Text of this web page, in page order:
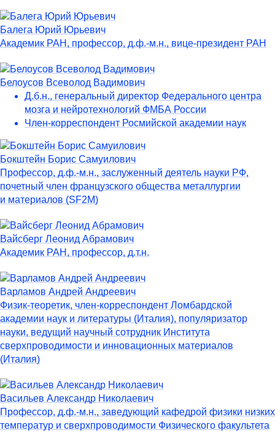
Балега Юрий Юрьевич
Академик РАН, профессор, д.ф.-м.н., вице-президент РАН
Белоусов Всеволод Вадимович
Д.б.н., генеральный директор Федерального центра
мозга и нейротехнологий ФМБА России
Член-корреспондент Росмийской академии наук
Бокштейн Борис Самуилович
Профессор, д.ф.-м.н., заслуженный деятель науки РФ,
почетный член французского общества металлургии
и материалов (SF2M)
Вайсберг Леонид Абрамович
Академик РАН, профессор, д.т.н.
Варламов Андрей Андреевич
Физик-теоретик, член-корреспондент Ломбардской
академии наук и литературы (Италия), популяризатор
науки, ведущий научный сотрудник Института
сверхпроводимости и инновационных материалов
(Италия)
Васильев Александр Николаевич
Профессор, д.ф.-м.н., заведующий кафедрой физики низких
температур и сверхпроводимости Физического факультета